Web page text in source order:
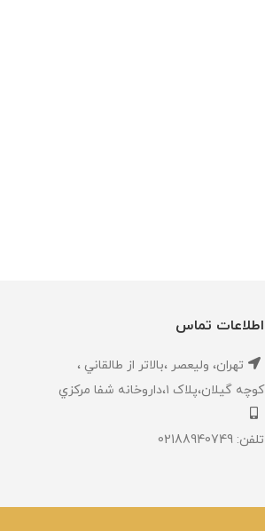
اطلاعات تماس
تهران، ‎وليعصر ،بالاتر از طالقاني ،
كوچه گيلان،پلاک ۱،داروخانه شفا مركزي
تلفن: 02188940749